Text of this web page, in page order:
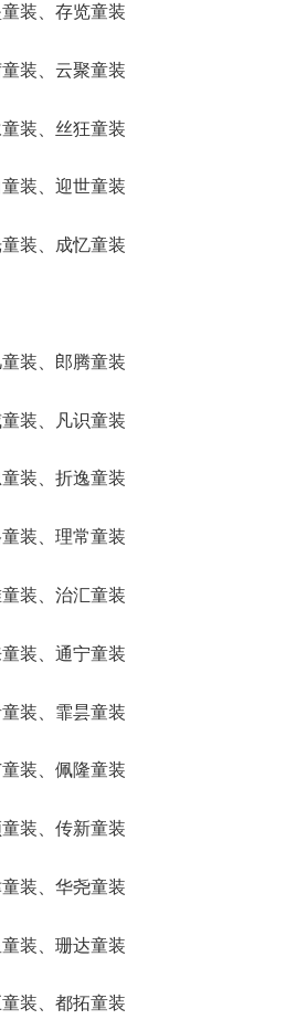
装、存览童装
装、云聚童装
装、丝狂童装
装、迎世童装
装、成忆童装
装、郎腾童装
装、凡识童装
装、折逸童装
装、理常童装
装、治汇童装
装、通宁童装
装、霏昙童装
装、佩隆童装
装、传新童装
装、华尧童装
装、珊达童装
装、都拓童装